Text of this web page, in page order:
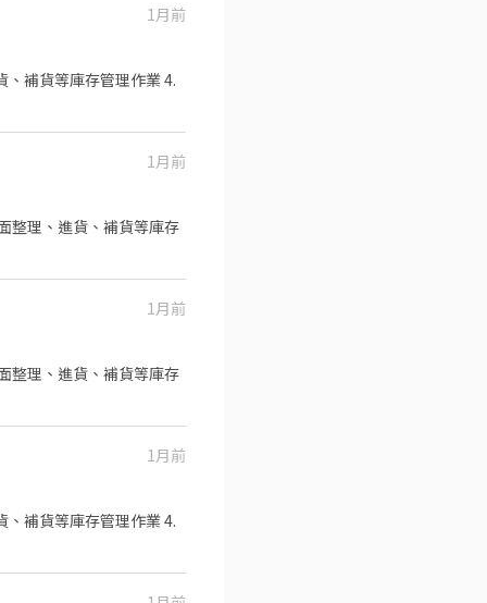
1月前
補貨等庫存管理作業 4.
1月前
1月前
整理、進貨、補貨等庫存
1月前
補貨等庫存管理作業 4.